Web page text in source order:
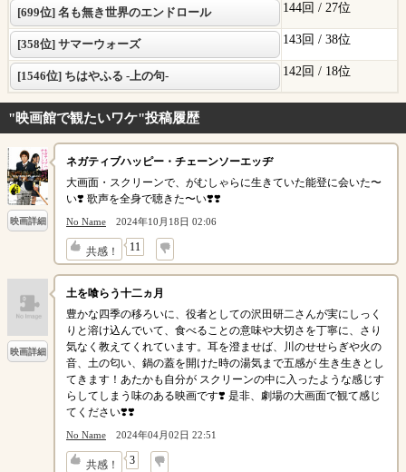
[699位] 名も無き世界のエンドロール 144回 / 27位
[358位] サマーウォーズ 143回 / 38位
[1546位] ちはやふる -上の句- 142回 / 18位
"映画館で観たいワケ"投稿履歴
映画詳細
ネガティブハッピー・チェーンソーエッヂ
大画面・スクリーンで、がむしゃらに生きていた能登に会いた〜
い❣️ 歌声を全身で聴きた〜い❣️❣️
No Name 2024年10月18日 02:06
共感！ 11
↓
映画詳細
土を喰らう十二ヵ月
豊かな四季の移ろいに、役者としての沢田研二さんが実にしっく
りと溶け込んでいて、食べることの意味や大切さを丁寧に、さり
気なく教えてくれています。耳を澄ませば、川のせせらぎや火の
音、土の匂い、鍋の蓋を開けた時の湯気まで五感が 生き生きとし
てきます！あたかも自分が スクリーンの中に入ったような感じす
らしてしまう味のある映画です❣️ 是非、劇場の大画面で観て感じ
てください❣️❣️
No Name 2024年04月02日 22:51
共感！ 3
↓